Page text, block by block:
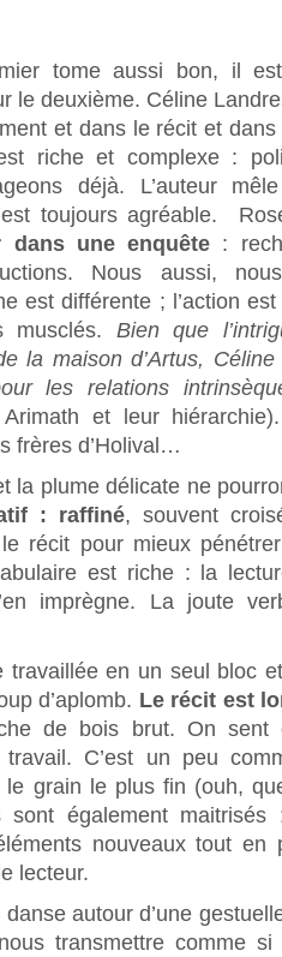
tome aussi bon, il
le deuxième. Céline
et dans le récit et dans
riche et complexe :
déjà. L’auteur
est toujours agréable.
dans une enquête :
Nous aussi,
est différente ; l’action
musclés. Bien que
la maison d’Artus,
les relations
Arimath et leur
frères d’Holival…
la plume délicate ne
: raffiné, souvent
récit pour mieux
est riche : la
imprègne. La joute
travaillée en un seul bloc
d’aplomb. Le récit est
de bois brut. On sent
C’est un peu
le grain le plus fin (ouh,
sont également
nouveaux tout en
lecteur.
autour d’une
transmettre comme